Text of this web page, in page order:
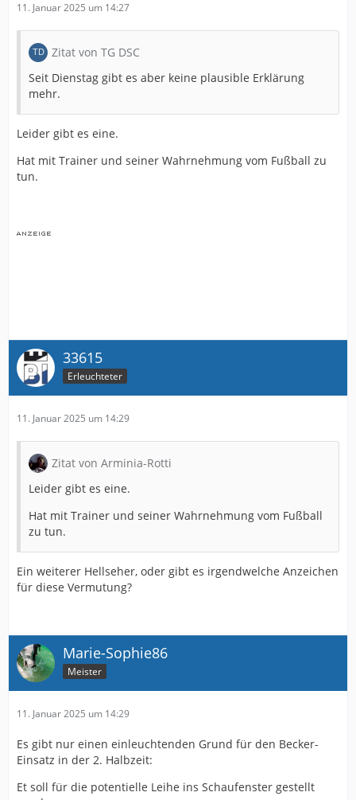
11. Januar 2025 um 14:27
Zitat von TG DSC
Seit Dienstag gibt es aber keine plausible Erklärung
mehr.
Leider gibt es eine.
Hat mit Trainer und seiner Wahrnehmung vom Fußball zu
tun.
33615
Erleuchteter
11. Januar 2025 um 14:29
Zitat von Arminia-Rotti
Leider gibt es eine.
Hat mit Trainer und seiner Wahrnehmung vom Fußball
zu tun.
Ein weiterer Hellseher, oder gibt es irgendwelche Anzeichen
für diese Vermutung?
Marie-Sophie86
Meister
11. Januar 2025 um 14:29
Es gibt nur einen einleuchtenden Grund für den Becker-
Einsatz in der 2. Halbzeit:
Et soll für die potentielle Leihe ins Schaufenster gestellt